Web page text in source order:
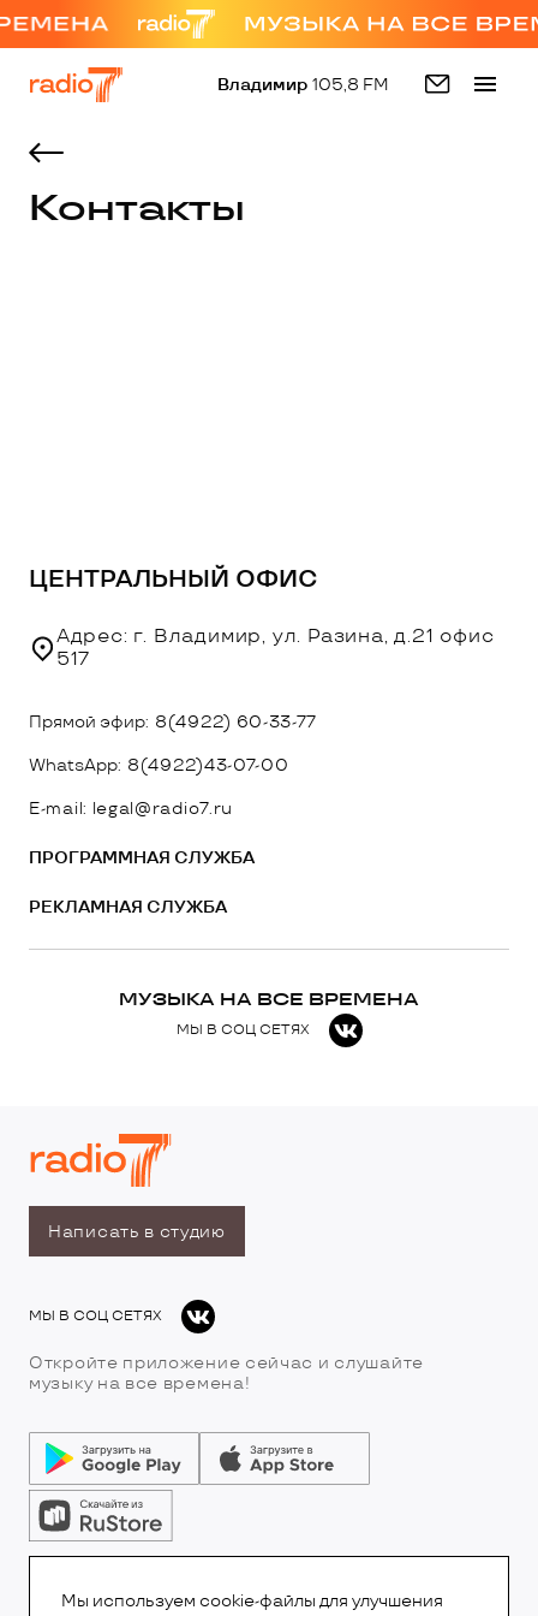
Владимир 105,8 FM
Контакты
ЦЕНТРАЛЬНЫЙ ОФИС
Адрес: г. Владимир, ул. Разина, д.21 офис
517
Прямой эфир: 8(4922) 60-33-77
WhatsApp: 8(4922)43-07-00
E-mail: legal@radio7.ru
ПРОГРАММНАЯ СЛУЖБА
РЕКЛАМНАЯ СЛУЖБА
МУЗЫКА НА ВСЕ ВРЕМЕНА
МЫ В СОЦ СЕТЯХ
Написать в студию
МЫ В СОЦ СЕТЯХ
Откройте приложение сейчас и слушайте
музыку на все времена!
© Все права защищены.Copyright 2026© Радио 7
Мы используем cookie-файлы для улучшения